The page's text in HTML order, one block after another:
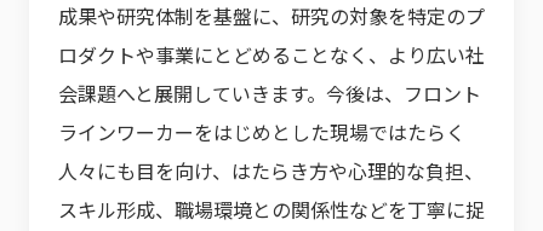
成果や研究体制を基盤に、研究の対象を特定のプ
ロダクトや事業にとどめることなく、より広い社
会課題へと展開していきます。今後は、フロント
ラインワーカーをはじめとした現場ではたらく
人々にも目を向け、はたらき方や心理的な負担、
スキル形成、職場環境との関係性などを丁寧に捉